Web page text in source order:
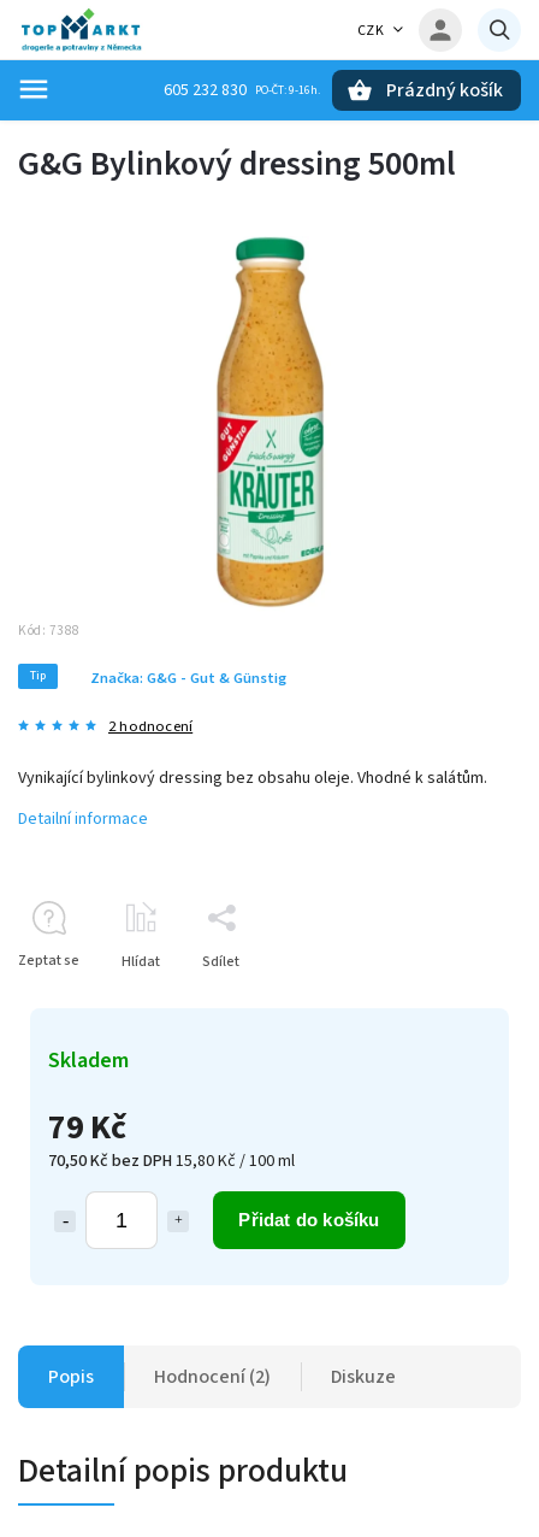
CZK
605 232 830 Prázdný košík
G&G Bylinkový dressing 500ml
Kód: 7388
Tip
2 hodnocení
Značka: G&G - Gut & Günstig
79 Kč
70,50 Kč bez DPH15,80 Kč / 100 ml
Přidat do košíku
Skladem
Vynikající bylinkový dressing bez obsahu oleje. Vhodné k salátům.
Detailní informace
Zeptat se Hlídat Sdílet
Popis Hodnocení (2) Diskuze
Detailní popis produktu